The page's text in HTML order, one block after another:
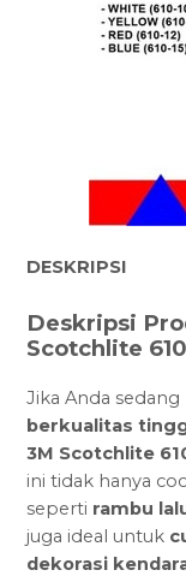
DESKRIPSI
Deskripsi
Scotchlite
Jika Anda
berkualitas
3M Scotchlite
ini tidak hanya
seperti rambu
juga ideal untuk
dekorasi